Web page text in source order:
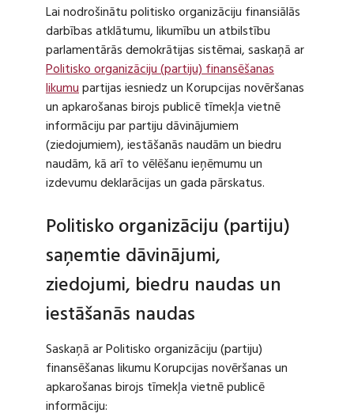
Lai nodrošinātu politisko organizāciju finansiālās
darbības atklātumu, likumību un atbilstību
parlamentārās demokrātijas sistēmai, saskaņā ar
Politisko organizāciju (partiju) finansēšanas
likumupartijas iesniedz un Korupcijas novēršanas
un apkarošanas birojs publicē tīmekļa vietnē
informāciju par partiju dāvinājumiem
(ziedojumiem), iestāšanās naudām un biedru
naudām, kā arī to vēlēšanu ieņēmumu un
izdevumu deklarācijas un gada pārskatus.
Politisko organizāciju (partiju)
saņemtie dāvinājumi,
ziedojumi, biedru naudas un
iestāšanās naudas
Saskaņā ar Politisko organizāciju (partiju)
finansēšanas likumu Korupcijas novēršanas un
apkarošanas birojs tīmekļa vietnē publicē
informāciju: